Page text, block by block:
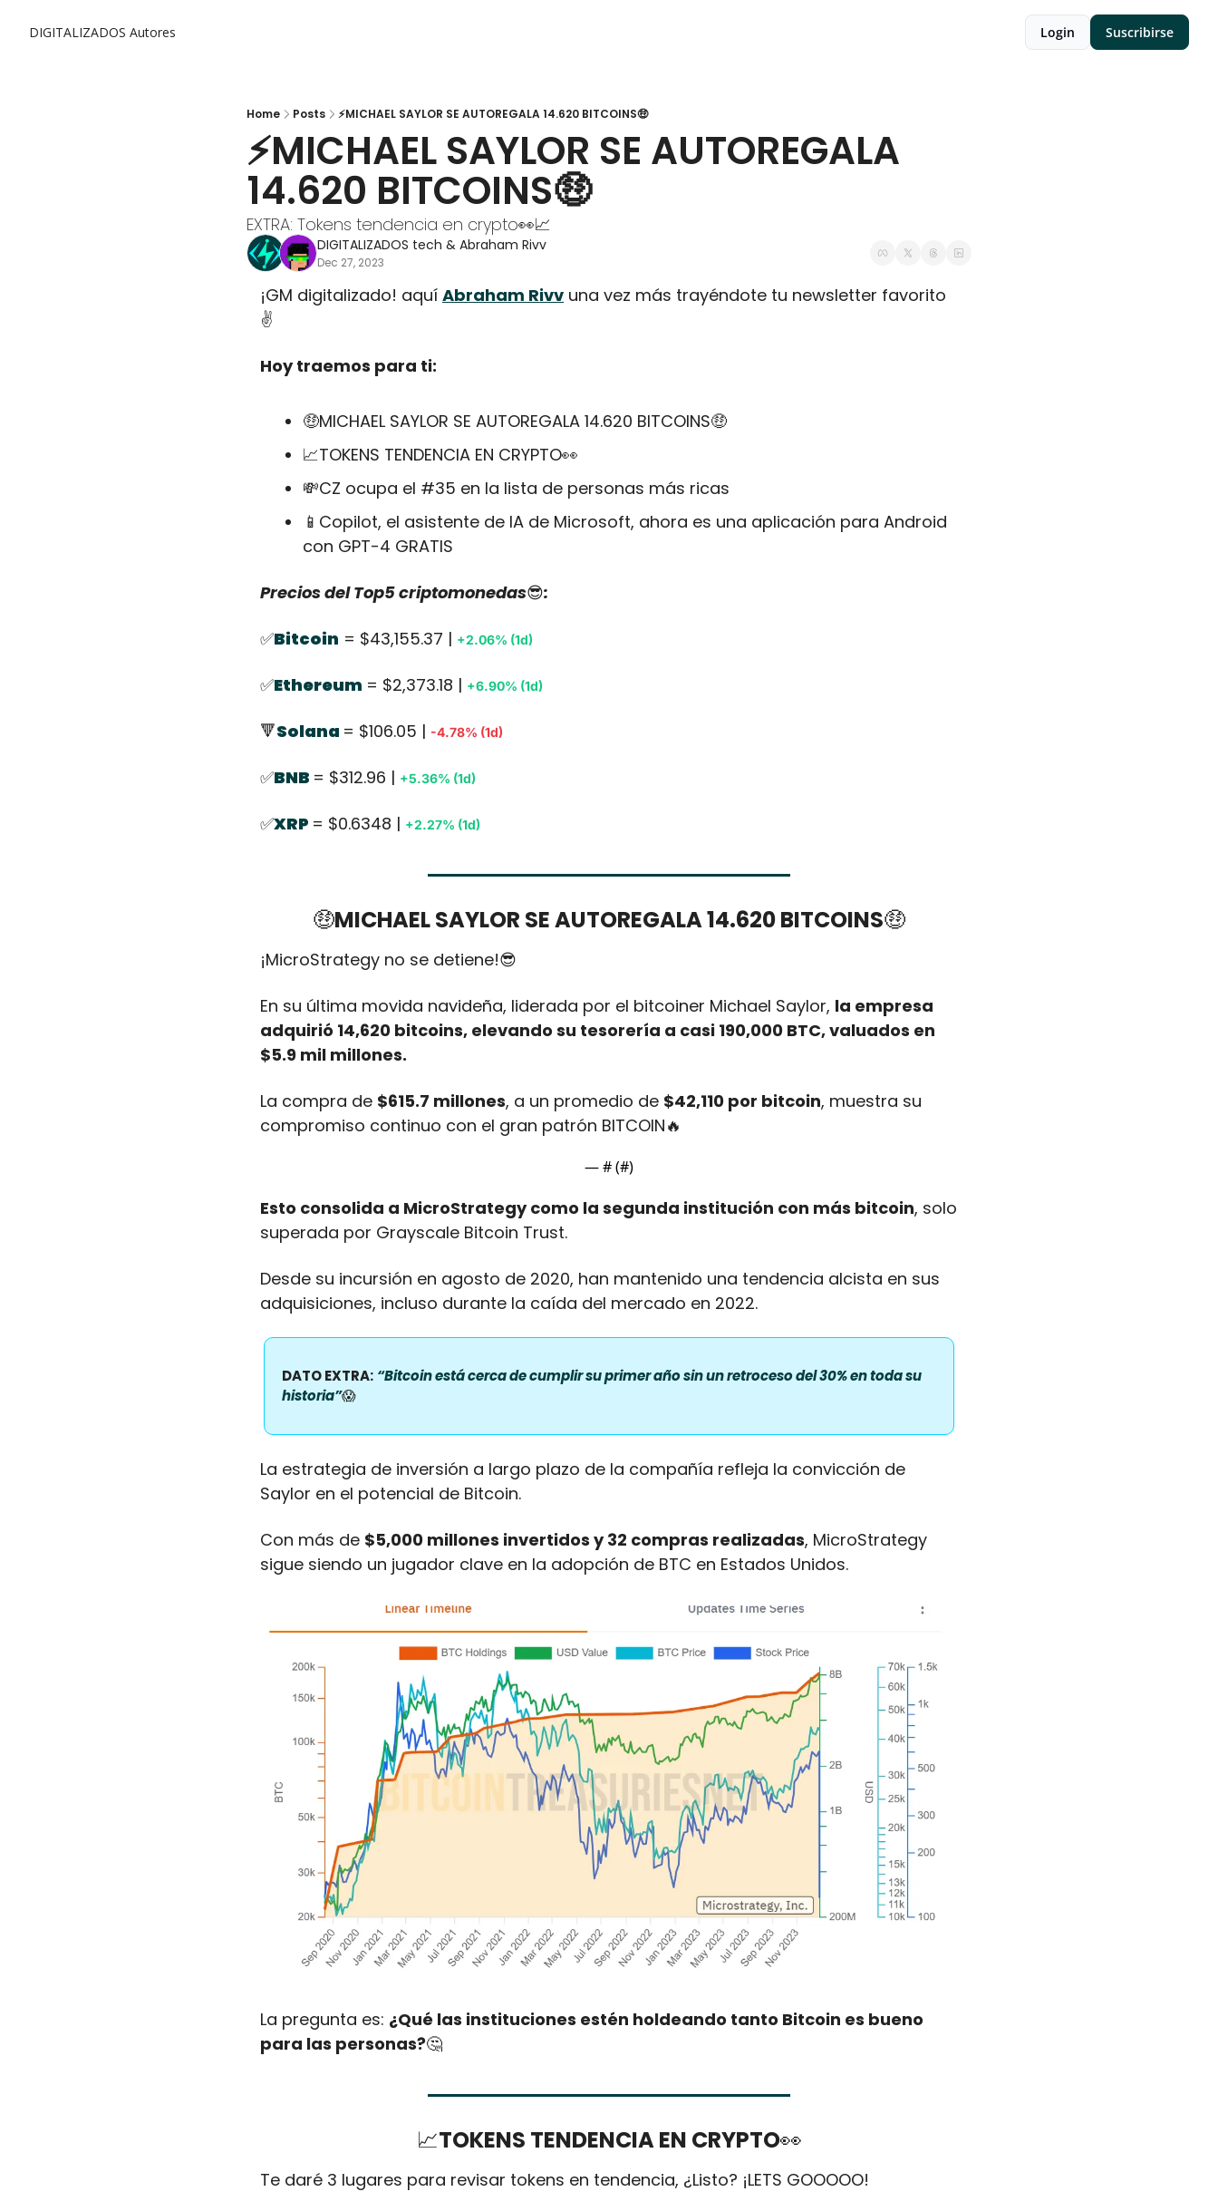
DIGITALIZADOS Autores Login Suscribirse
Home Posts ⚡MICHAEL SAYLOR SE AUTOREGALA 14.620 BITCOINS🤑
⚡MICHAEL SAYLOR SE AUTOREGALA
14.620 BITCOINS🤑
EXTRA: Tokens tendencia en crypto👀📈
DIGITALIZADOS tech & Abraham Rivv
Dec 27, 2023
¡GM digitalizado! aquí Abraham Rivv una vez más trayéndote tu newsletter favorito
✌️
Hoy traemos para ti:
🤑MICHAEL SAYLOR SE AUTOREGALA 14.620 BITCOINS🤑
📈TOKENS TENDENCIA EN CRYPTO👀
💸CZ ocupa el #35 en la lista de personas más ricas
📱 Copilot, el asistente de IA de Microsoft, ahora es una aplicación para Android
con GPT-4 GRATIS
Precios del Top5 criptomonedas😎:
✅Bitcoin = $43,155.37 | +2.06% (1d)
✅Ethereum = $2,373.18 | +6.90% (1d)
🔻Solana = $106.05 | -4.78% (1d)
✅BNB = $312.96 | +5.36% (1d)
✅XRP = $0.6348 | +2.27% (1d)
🤑MICHAEL SAYLOR SE AUTOREGALA 14.620 BITCOINS🤑
¡MicroStrategy no se detiene!😎
En su última movida navideña, liderada por el bitcoiner Michael Saylor, la empresa
adquirió 14,620 bitcoins, elevando su tesorería a casi 190,000 BTC, valuados en
$5.9 mil millones.
La compra de $615.7 millones, a un promedio de $42,110 por bitcoin, muestra su
compromiso continuo con el gran patrón BITCOIN🔥
— # (#)
Esto consolida a MicroStrategy como la segunda institución con más bitcoin, solo
superada por Grayscale Bitcoin Trust.
Desde su incursión en agosto de 2020, han mantenido una tendencia alcista en sus
adquisiciones, incluso durante la caída del mercado en 2022.
DATO EXTRA: “Bitcoin está cerca de cumplir su primer año sin un retroceso del 30% en toda su
historia”😱
La estrategia de inversión a largo plazo de la compañía refleja la convicción de
Saylor en el potencial de Bitcoin.
Con más de $5,000 millones invertidos y 32 compras realizadas, MicroStrategy
sigue siendo un jugador clave en la adopción de BTC en Estados Unidos.
La pregunta es: ¿Qué las instituciones estén holdeando tanto Bitcoin es bueno
para las personas?🤔
📈TOKENS TENDENCIA EN CRYPTO👀
Te daré 3 lugares para revisar tokens en tendencia, ¿Listo? ¡LETS GOOOOO!